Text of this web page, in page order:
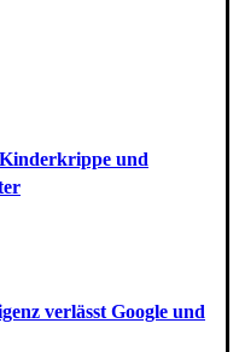
und
verlässt Google und